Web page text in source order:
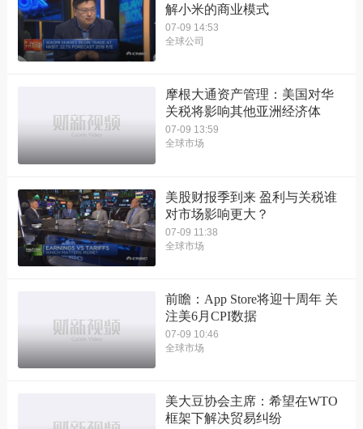
解小米的商业模式
07-09 14:53
全球公司
摩根大通资产管理：美国对华
关税将影响其他亚洲经济体
07-09 13:59
全球市场
美股财报季到来 盈利与关税谁
对市场影响更大？
07-09 11:38
全球市场
前瞻：App Store将迎十周年 关
注美6月CPI数据
07-09 10:46
全球市场
美大豆协会主席：希望在WTO
框架下解决贸易纠纷